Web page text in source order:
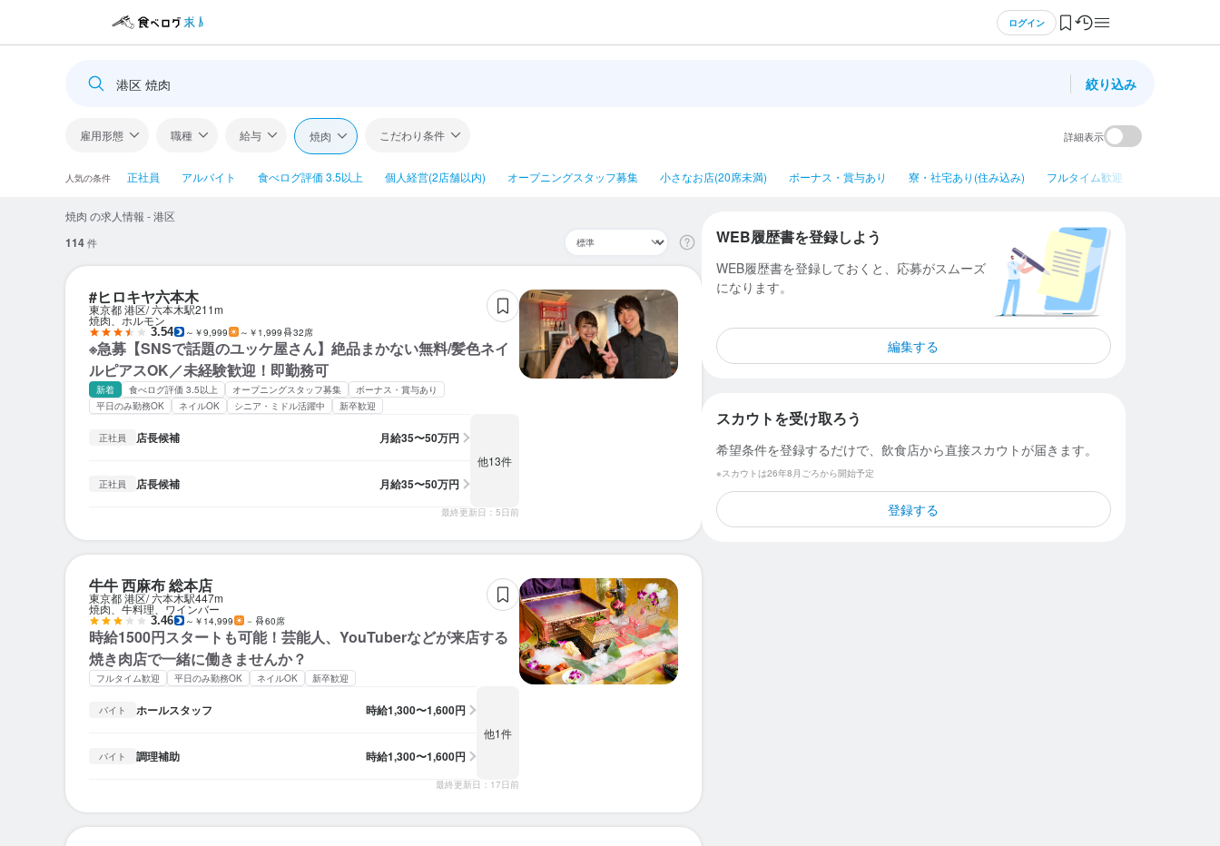
ログイン
港区 焼肉 絞り込み
雇用形態 職種 給与 焼肉 こだわり条件 詳細表示
人気の条件 正社員 アルバイト 食べログ評価 3.5以上 個人経営(2店舗以内) オープニングスタッフ募集 小さなお店(20席未満) ボーナス・賞与あり 寮・社宅あり(住み込み) フルタイム歓迎
焼肉 の求人情報 - 港区
114件
#ヒロキヤ六本木
東京都 港区 六本木駅211m
焼肉、ホルモン
3.54 ～￥9,999 ～￥1,999 32席
※急募【SNSで話題のユッケ屋さん】絶品まかない無料/髪色ネイ
ルピアスOK／未経験歓迎！即勤務可
新着 食べログ評価 3.5以上 オープニングスタッフ募集
ボーナス・賞与あり
平日のみ勤務OK
ネイルOK シニア・ミドル活躍中 新卒歓迎
正社員 店長候補 月給35〜50万円
正社員 店長候補 月給35〜50万円
他13件
最終更新日：5日前
牛牛 西麻布 総本店
東京都 港区 六本木駅447m
焼肉、牛料理、ワインバー
3.46 ～￥14,999 － 60席
時給1500円スタートも可能！芸能人、YouTuberなどが来店する
焼き肉店で一緒に働きませんか？
フルタイム歓迎 平日のみ勤務OK ネイルOK 新卒歓迎
バイト ホールスタッフ 時給1,300〜1,600円
バイト 調理補助 時給1,300〜1,600円
他1件
最終更新日：17日前
WEB履歴書を登録しよう
WEB履歴書を登録しておくと、応募がスムーズ
になります。
編集する
スカウトを受け取ろう
希望条件を登録するだけで、飲食店から直接スカウトが届きます。
※スカウトは26年8月ごろから開始予定
登録する